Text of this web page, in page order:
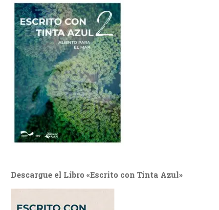
Descargue el Libro «Escrito con Tinta Azul»